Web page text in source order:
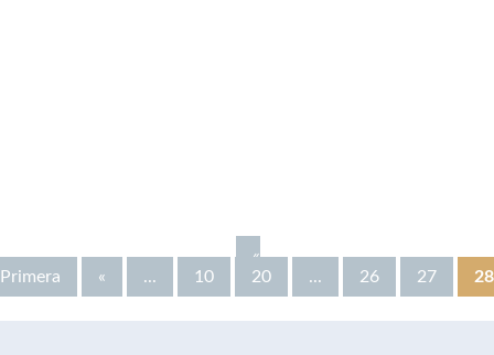
«
Primera
« ... 10 20 ... 26 27 28